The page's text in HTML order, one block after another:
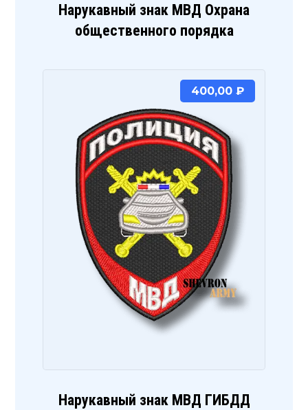
Нарукавный знак МВД Охрана
общественного порядка
Нарукавный знак МВД ГИБДД
400,00 ₽